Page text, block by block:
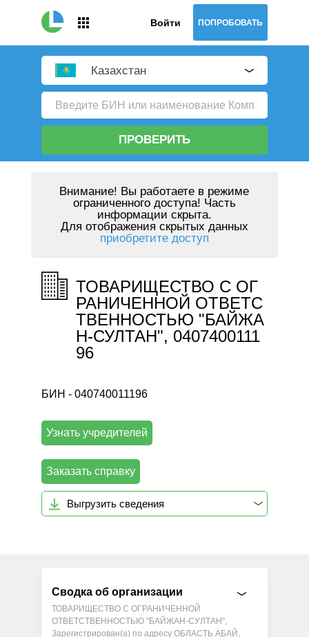
Войти ПОПРОБОВАТЬ
Казахстан
ПРОВЕРИТЬ
Внимание! Вы работаете в режиме
ограниченного доступа! Часть
информации скрыта.
Для отображения скрытых данных
приобретите доступ
ТОВАРИЩЕСТВО С ОГ
РАНИЧЕННОЙ ОТВЕТС
ТВЕННОСТЬЮ "БАЙЖА
Н-СУЛТАН", 0407400111
96
БИН - 040740011196
Узнать учредителей
Заказать справку
Выгрузить сведения
Сводка об организации
ТОВАРИЩЕСТВО С ОГРАНИЧЕННОЙ
ОТВЕТСТВЕННОСТЬЮ "БАЙЖАН-СУЛТАН",
Зарегистрирован(а) по адресу ОБЛАСТЬ АБАЙ,